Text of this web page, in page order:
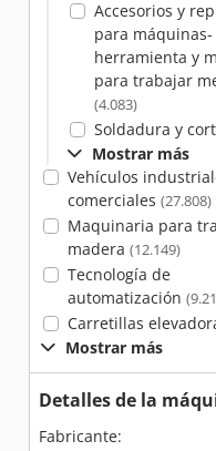
Accesorios y
para máquinas-
herramienta y
para trabajar
(4.083)
Soldadura y
Mostrar más
Vehículos
comerciales (27.808)
Maquinaria para
madera (12.149)
Tecnología de
automatización
Carretillas
Mostrar más
Detalles de la
Fabricante: